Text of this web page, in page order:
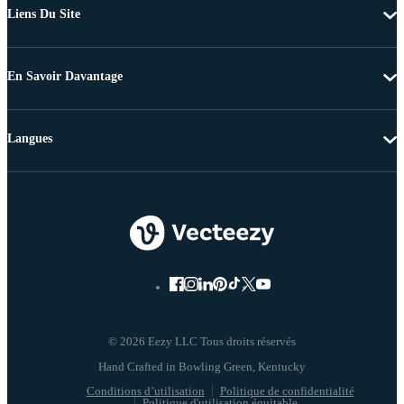
Liens Du Site
En Savoir Davantage
© 2026 Eezy LLC Tous droits réservés
Conditions d’utilisation
Politique de confidentialité
Langues